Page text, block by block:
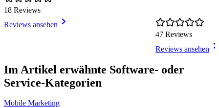
18 Reviews
Reviews ansehen
47 Reviews
Reviews ansehen
1
of
5
Im Artikel erwähnte Software- oder
Service-Kategorien
Mobile Marketing